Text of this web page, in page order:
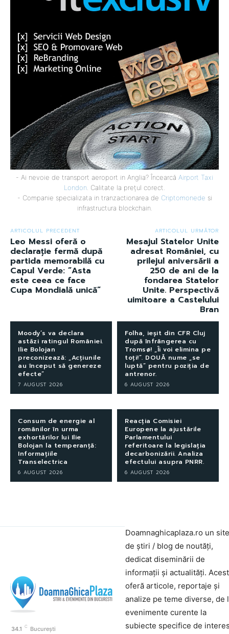
- Ai nevoie de transport aeroport in Anglia? Încearcă Airport Taxi
London . Calitate la prețul corect.
- Companie specializata in tranzactionarea de Criptomonede si
infrastructura blockchain.
ARTICOLUL PRECEDENT
Leo Messi oferă o
declarație fermă după
partida memorabilă cu
Capul Verde: ”Asta
este ceea ce face
Cupa Mondială unică”
ARTICOLUL URMĂTOR
Mesajul Statelor Unite
adresat României, cu
prilejul aniversării a
250 de ani de la
fondarea Statelor
Unite. Perspectivă
uimitoare a Castelului
Bran
Moody’s va declara
astăzi ratingul României.
Ilie Bolojan
preconizează: „Acțiunile
au început să genereze
efecte”
7 AUGUST 2026
Folha, ieșit din CFR Cluj
după înfrângerea cu
Tromsø! „Îi voi elimina pe
toți!”. DOUĂ nume „se
luptă” pentru poziția de
antrenor.
6 AUGUST 2026
Consum de energie al
românilor în urma
exhortărilor lui Ilie
Bolojan la temperanță:
Informațiile
Transelectrica
6 AUGUST 2026
Reacția Comisiei
Europene la ajustările
Parlamentului
referitoare la legislația
decarbonizării. Analiza
efectului asupra PNRR.
6 AUGUST 2026
34.1 C București
Doamnaghicaplaza.ro un site
de știri / blog de noutăți,
dedicat diseminării de
informații și actualități.
oferă articole, reportaje și
analize pe teme diverse, de
evenimente curente la
subiecte specifice de